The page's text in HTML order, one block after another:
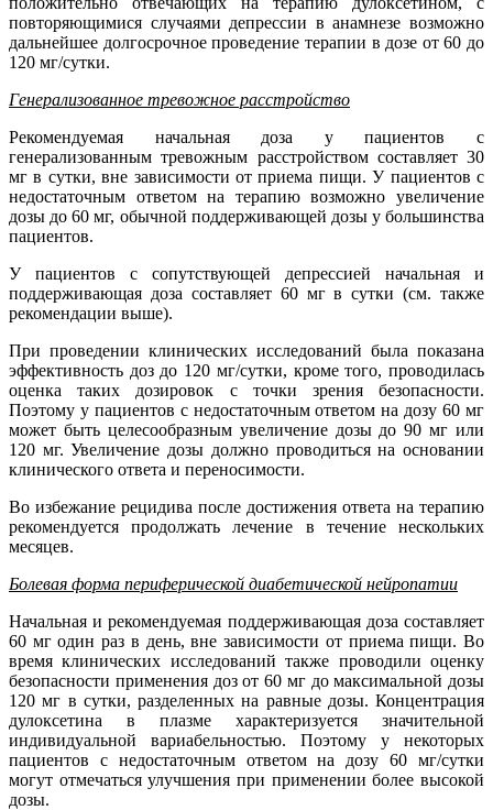
повторяющимися случаями депрессии в анамнезе возможно
дальнейшее долгосрочное проведение терапии в дозе от 60 до
120 мг/сутки.
Генерализованное тревожное расстройство
Рекомендуемая начальная доза у пациентов с
генерализованным тревожным расстройством составляет 30
мг в сутки, вне зависимости от приема пищи. У пациентов с
недостаточным ответом на терапию возможно увеличение
дозы до 60 мг, обычной поддерживающей дозы у большинства
пациентов.
У пациентов с сопутствующей депрессией начальная и
поддерживающая доза составляет 60 мг в сутки (см. также
рекомендации выше).
При проведении клинических исследований была показана
эффективность доз до 120 мг/сутки, кроме того, проводилась
оценка таких дозировок с точки зрения безопасности.
Поэтому у пациентов с недостаточным ответом на дозу 60 мг
может быть целесообразным увеличение дозы до 90 мг или
120 мг. Увеличение дозы должно проводиться на основании
клинического ответа и переносимости.
Во избежание рецидива после достижения ответа на терапию
рекомендуется продолжать лечение в течение нескольких
месяцев.
Болевая форма периферической диабетической нейропатии
Начальная и рекомендуемая поддерживающая доза составляет
60 мг один раз в день, вне зависимости от приема пищи. Во
время клинических исследований также проводили оценку
безопасности применения доз от 60 мг до максимальной дозы
120 мг в сутки, разделенных на равные дозы. Концентрация
дулоксетина в плазме характеризуется значительной
индивидуальной вариабельностью. Поэтому у некоторых
пациентов с недостаточным ответом на дозу 60 мг/сутки
могут отмечаться улучшения при применении более высокой
дозы.